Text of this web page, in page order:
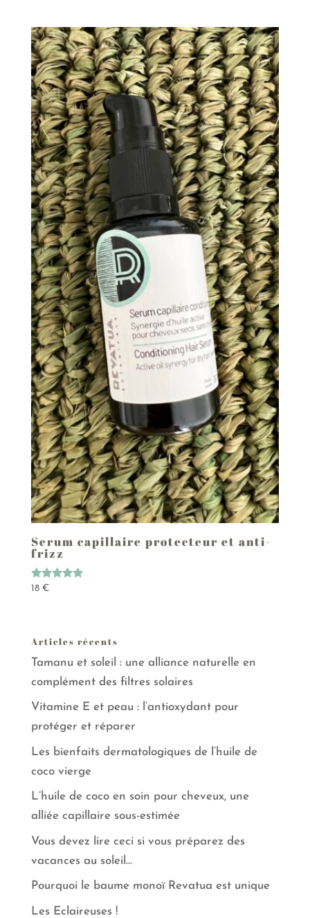
Serum capillaire protecteur et anti-
frizz
Note
18 €
Articles récents
Tamanu et soleil : une alliance naturelle en
complément des filtres solaires
Vitamine E et peau : l’antioxydant pour
protéger et réparer
Les bienfaits dermatologiques de l’huile de
coco vierge
L’huile de coco en soin pour cheveux, une
alliée capillaire sous-estimée
Vous devez lire ceci si vous préparez des
vacances au soleil…
Pourquoi le baume monoï Revatua est unique
Les Eclaireuses !